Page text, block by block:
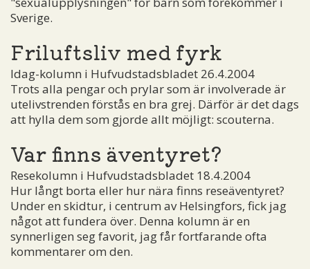
Sverige.
Friluftsliv med fyrk
Idag-kolumn i Hufvudstadsbladet 26.4.2004
Trots alla pengar och prylar som är involverade är
utelivstrenden förstås en bra grej. Därför är det dags
att hylla dem som gjorde allt möjligt: scouterna.
Var finns äventyret?
Resekolumn i Hufvudstadsbladet 18.4.2004
Hur långt borta eller hur nära finns reseäventyret?
Under en skidtur, i centrum av Helsingfors, fick jag
något att fundera över. Denna kolumn är en
synnerligen seg favorit, jag får fortfarande ofta
kommentarer om den.